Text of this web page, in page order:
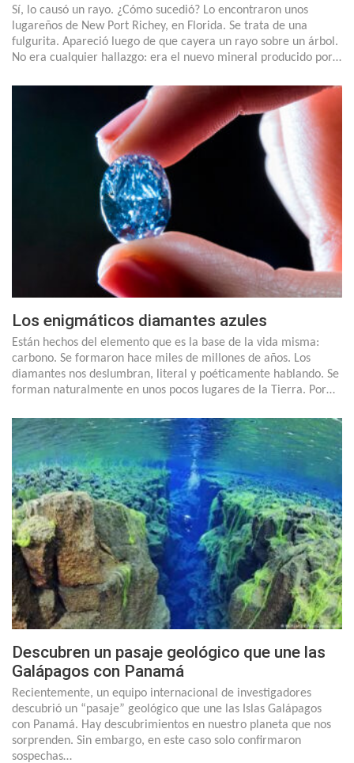
Sí, lo causó un rayo. ¿Cómo sucedió? Lo encontraron unos
lugareños de New Port Richey, en Florida. Se trata de una
fulgurita. Apareció luego de que cayera un rayo sobre un árbol.
No era cualquier hallazgo: era el nuevo mineral producido por…
Los enigmáticos diamantes azules
Están hechos del elemento que es la base de la vida misma:
carbono. Se formaron hace miles de millones de años. Los
diamantes nos deslumbran, literal y poéticamente hablando. Se
forman naturalmente en unos pocos lugares de la Tierra. Por…
Descubren un pasaje geológico que une las
Galápagos con Panamá
Recientemente, un equipo internacional de investigadores
descubrió un “pasaje” geológico que une las Islas Galápagos
con Panamá. Hay descubrimientos en nuestro planeta que nos
sorprenden. Sin embargo, en este caso solo confirmaron
sospechas…